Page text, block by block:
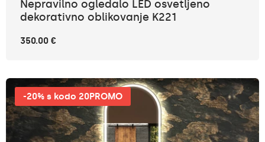
Nepravilno ogledalo LED osvetljeno
dekorativno oblikovanje K221
350.00 €
-20% s kodo 20PROMO